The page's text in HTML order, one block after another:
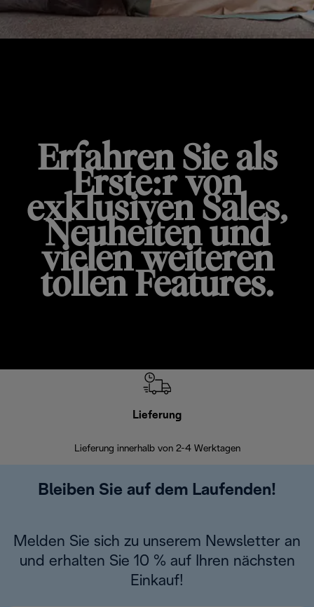
Erfahren Sie als
Erste:r von
exklusiven Sales,
Neuheiten und
vielen weiteren
tollen Features.
Lieferung
Lieferung innerhalb von 2-4 Werktagen
Bleiben Sie auf dem Laufenden!
Melden Sie sich zu unserem Newsletter an
und erhalten Sie 10 % auf Ihren nächsten
Einkauf!